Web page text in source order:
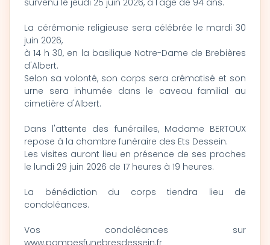
survenu le jeudi 25 juin 2026, à l'âge de 94 ans.
La cérémonie religieuse sera célébrée le mardi 30
juin 2026,
à 14 h 30, en la basilique Notre-Dame de Brebières
d'Albert.
Selon sa volonté, son corps sera crématisé et son
urne sera inhumée dans le caveau familial au
cimetière d'Albert.
Dans l'attente des funérailles, Madame BERTOUX
repose à la chambre funéraire des Ets Dessein.
Les visites auront lieu en présence de ses proches
le lundi 29 juin 2026 de 17 heures à 19 heures.
La bénédiction du corps tiendra lieu de
condoléances.
Vos condoléances sur
www.pompesfunebresdessein.fr